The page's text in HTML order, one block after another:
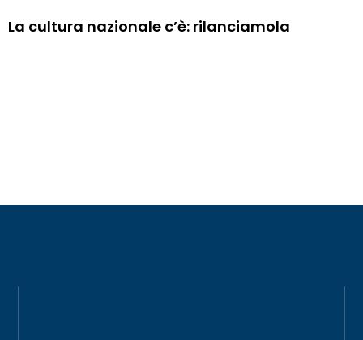
La cultura nazionale c’è: rilanciamola